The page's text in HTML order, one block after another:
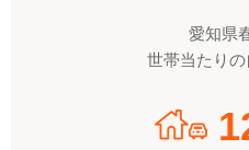
愛知県
世帯当たり